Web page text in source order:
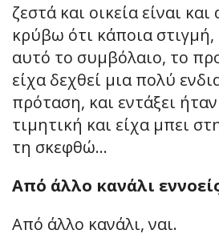
ζεστά και οικεία είναι
κρύβω ότι κάποια στιγμή,
αυτό το συμβόλαιο, το
είχα δεχθεί μια πολύ
πρόταση, και εντάξει
τιμητική και είχα μπει
τη σκεφθώ…
Από άλλο κανάλι
Από άλλο κανάλι, ναι.